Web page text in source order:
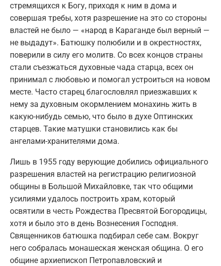
стремящихся к Богу, приходя к ним в дома и
совершая требы, хотя разрешение на это со стороны
властей не было — «народ в Караганде был верный —
не выдадут». Батюшку полюбили и в окрестностях,
поверили в силу его молитв. Со всех концов страны
стали съезжаться духовные чада старца, всех он
принимал с любовью и помогал устроиться на новом
месте. Часто старец благословлял приезжавших к
нему за духовным окормлением монахинь жить в
какую-нибудь семью, что было в духе Оптинских
старцев. Такие матушки становились как бы
ангелами-хранителями дома.
Лишь в 1955 году верующие добились официального
разрешения властей на регистрацию религиозной
общины в Большой Михайловке, так что общими
усилиями удалось построить храм, который
освятили в честь Рождества Пресвятой Богородицы,
хотя и было это в день Вознесения Господня.
Священников батюшка подбирал себе сам. Вокруг
него собралась монашеская женская община. О его
общине архиепископ Петропавловский и